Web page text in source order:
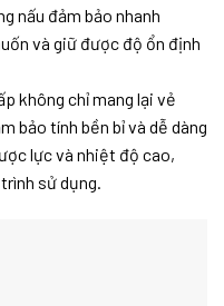
nấu đảm bảo nhanh
và giữ được độ ổn định
không chỉ mang lại vẻ
bảo tính bền bỉ và dễ dàng
lực và nhiệt độ cao,
sử dụng.